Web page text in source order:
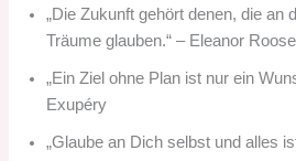
„Die Zukunft gehört denen, die an
Träume glauben.“ – Eleanor
„Ein Ziel ohne Plan ist nur ein
Exupéry
„Glaube an Dich selbst und alles